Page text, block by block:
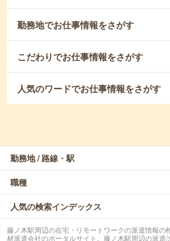
勤務地でお仕事情報をさがす
こだわりでお仕事情報をさがす
人気のワードでお仕事情報をさがす
勤務地 / 路線・駅
職種
人気の検索インデックス
藤ノ木駅周辺の在宅・リモートワークの派遣情報の
材派遣会社のポータルサイト。藤ノ木駅周辺の派